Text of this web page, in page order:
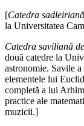
[Catedra sadleiriană
la Universitatea
Catedra saviliană
două catedre la
astronomie. Savile
elementele lui
completă a lui
practice ale
muzicii.]